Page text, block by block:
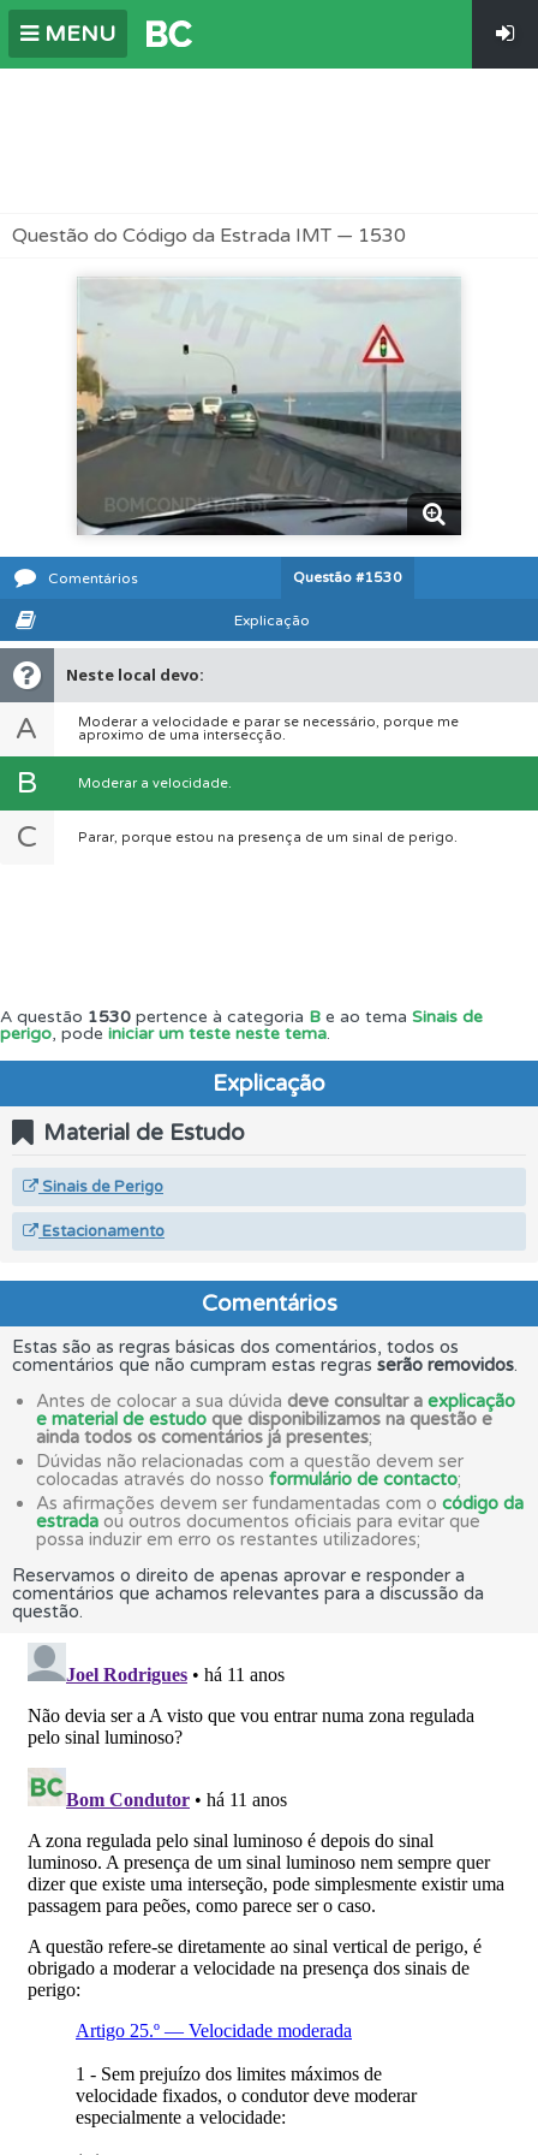
MENU
Questão do Código da Estrada IMT — 1530
Comentários Questão #1530
Explicação
Neste local devo:
A
Moderar a velocidade e parar se necessário, porque me
aproximo de uma intersecção.
B Moderar a velocidade.
C Parar, porque estou na presença de um sinal de perigo.
A questão 1530 pertence à categoria B e ao tema Sinais de
perigo, pode iniciar um teste neste tema.
Explicação
Material de Estudo
Sinais de Perigo
Estacionamento
Comentários
Estas são as regras básicas dos comentários, todos os
comentários que não cumpram estas regras serão removidos.
Antes de colocar a sua dúvida deve consultar a explicação
e material de estudo que disponibilizamos na questão e
ainda todos os comentários já presentes;
Dúvidas não relacionadas com a questão devem ser
colocadas através do nosso formulário de contacto;
As afirmações devem ser fundamentadas com o código da
estrada ou outros documentos oficiais para evitar que
possa induzir em erro os restantes utilizadores;
Reservamos o direito de apenas aprovar e responder a
comentários que achamos relevantes para a discussão da
questão.